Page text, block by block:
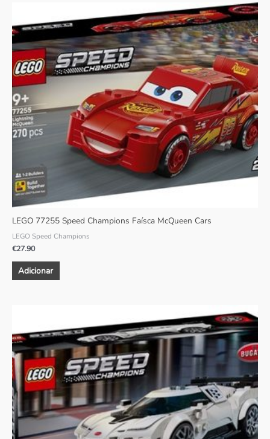
LEGO 77255 Speed Champions Faísca McQueen Cars
LEGO Speed Champions
€27.90
Adicionar